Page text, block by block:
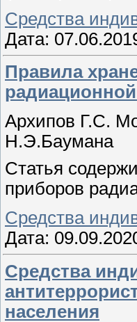
Средства
Дата:
Правила
Архипов Г.С.
Н.Э.Баумана
Статья
приборов
Средства
Дата:
Средства
населения